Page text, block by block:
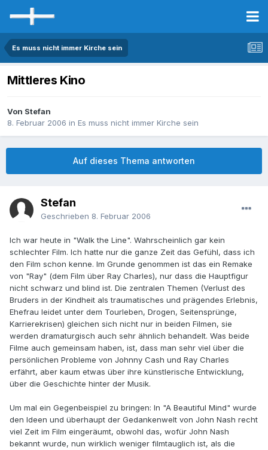
Es muss nicht immer Kirche sein
Mittleres Kino
Von Stefan
8. Februar 2006 in Es muss nicht immer Kirche sein
Auf dieses Thema antworten
Stefan
Geschrieben 8. Februar 2006
Ich war heute in "Walk the Line". Wahrscheinlich gar kein
schlechter Film. Ich hatte nur die ganze Zeit das Gefühl, dass ich
den Film schon kenne. Im Grunde genommen ist das ein Remake
von "Ray" (dem Film über Ray Charles), nur dass die Hauptfigur
nicht schwarz und blind ist. Die zentralen Themen (Verlust des
Bruders in der Kindheit als traumatisches und prägendes Erlebnis,
Ehefrau leidet unter dem Tourleben, Drogen, Seitensprünge,
Karrierekrisen) gleichen sich nicht nur in beiden Filmen, sie
werden dramaturgisch auch sehr ähnlich behandelt. Was beide
Filme auch gemeinsam haben, ist, dass man sehr viel über die
persönlichen Probleme von Johnny Cash und Ray Charles
erfährt, aber kaum etwas über ihre künstlerische Entwicklung,
über die Geschichte hinter der Musik.
Um mal ein Gegenbeispiel zu bringen: In "A Beautiful Mind" wurde
den Ideen und überhaupt der Gedankenwelt von John Nash recht
viel Zeit im Film eingeräumt, obwohl das, wofür John Nash
bekannt wurde, nun wirklich weniger filmtauglich ist, als die